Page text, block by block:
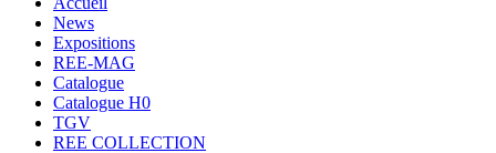
News
Expositions
REE-MAG
Catalogue
Catalogue H0
TGV
REE COLLECTION